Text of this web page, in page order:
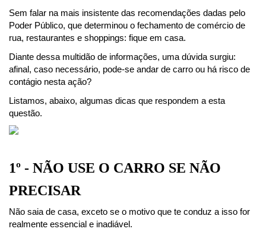
Sem falar na mais insistente das recomendações dadas pelo
Poder Público, que determinou o fechamento de comércio de
rua, restaurantes e shoppings: fique em casa.
Diante dessa multidão de informações, uma dúvida surgiu:
afinal, caso necessário, pode-se andar de carro ou há risco de
contágio nesta ação?
Listamos, abaixo, algumas dicas que respondem a esta
questão.
1º - NÃO USE O CARRO SE NÃO
PRECISAR
Não saia de casa, exceto se o motivo que te conduz a isso for
realmente essencial e inadiável.